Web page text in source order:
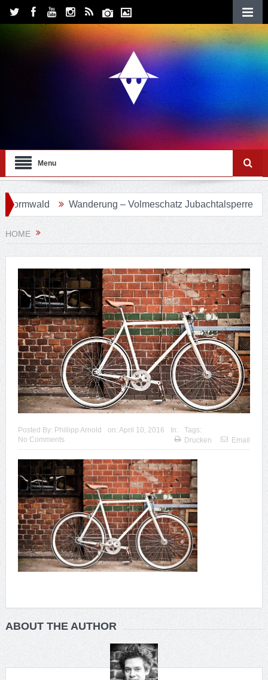
Menu
Wanderung – Volmeschatz Jubachtalsperre
HOME
Posted By: Phillipp Arnold on: April 10, 2016 In:
Tags:
No Comments
Drucken Email
ABOUT THE AUTHOR